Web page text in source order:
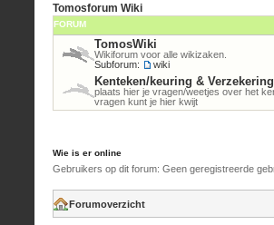
Tomosforum Wiki
FORUM
TomosWiki
Wikiforum voor alle wikizaken.
Subforum:
wiki
Kenteken/keuring &
plaats hier je vragen/weetjes over het
vragen kunt je hier kwijt
Wie is er online
Gebruikers op dit forum: Geen geregistreerde
Forumoverzicht